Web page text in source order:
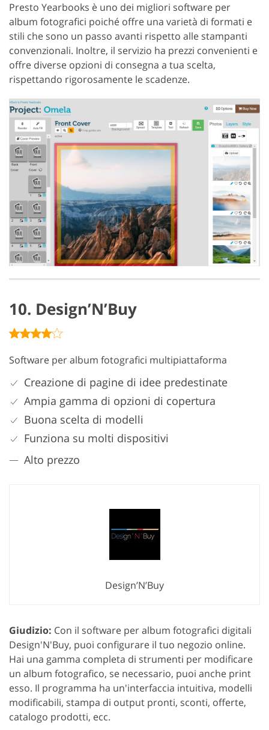
Presto Yearbooks è uno dei migliori software per
album fotografici poiché offre una varietà di formati e
stili che sono un passo avanti rispetto alle stampanti
convenzionali. Inoltre, il servizio ha prezzi convenienti e
offre diverse opzioni di consegna a tua scelta,
rispettando rigorosamente le scadenze.
10. Design’N’Buy
Software per album fotografici multipiattaforma
Creazione di pagine di idee predestinate
Ampia gamma di opzioni di copertura
Buona scelta di modelli
Funziona su molti dispositivi
Alto prezzo
Design’N’Buy
Giudizio: Con il software per album fotografici digitali
Design'N'Buy, puoi configurare il tuo negozio online.
Hai una gamma completa di strumenti per modificare
un album fotografico, se necessario, puoi anche print
esso. Il programma ha un'interfaccia intuitiva, modelli
modificabili, stampa di output pronti, sconti, offerte,
catalogo prodotti, ecc.